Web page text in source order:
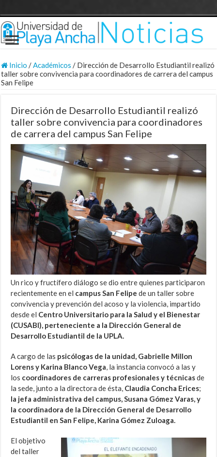
Inicio /Académicos / Dirección de Desarrollo Estudiantil realizó
taller sobre convivencia para coordinadores de carrera del campus
San Felipe
Dirección de Desarrollo Estudiantil realizó
taller sobre convivencia para coordinadores
de carrera del campus San Felipe
Un rico y fructífero diálogo se dio entre quienes participaron
recientemente en el campus San Felipe de un taller sobre
convivencia y prevención del acoso y la violencia, impartido
desde el Centro Universitario para la Salud y el Bienestar
(CUSABI), perteneciente a la Dirección General de
Desarrollo Estudiantil de la UPLA.
A cargo de las psicólogas de la unidad, Gabrielle Millon
Lorens y Karina Blanco Vega, la instancia convocó a las y
los coordinadores de carreras profesionales y técnicasde
la sede, junto a la directora de ésta, Claudia Concha Erices;
la jefa administrativa del campus, Susana Gómez Varas, y
la coordinadora de la Dirección General de Desarrollo
Estudiantil en San Felipe, Karina Gómez Zuloaga.
El objetivo
del taller